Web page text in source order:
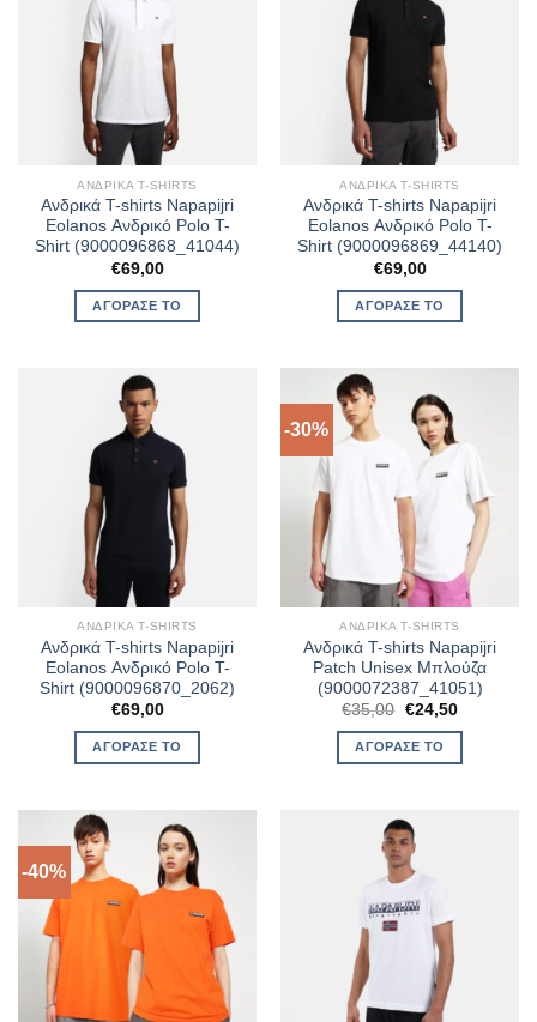
ΑΝΔΡΙΚΆ T-SHIRTS
Ανδρικά T-shirts Napapijri
Eolanos Ανδρικό Polo T-
Shirt (9000096868_41044)
€69,00
ΑΓΌΡΑΣΈ ΤΟ
ΑΝΔΡΙΚΆ T-SHIRTS
Ανδρικά T-shirts Napapijri
Eolanos Ανδρικό Polo T-
Shirt (9000096869_44140)
€69,00
ΑΓΌΡΑΣΈ ΤΟ
ΑΝΔΡΙΚΆ T-SHIRTS
Ανδρικά T-shirts Napapijri
Eolanos Ανδρικό Polo T-
Shirt (9000096870_2062)
€69,00
ΑΓΌΡΑΣΈ ΤΟ
-30%
ΑΝΔΡΙΚΆ T-SHIRTS
Ανδρικά T-shirts Napapijri
Patch Unisex Μπλούζα
(9000072387_41051)
€35,00 Original
was:
€35,00.
€24,50Η
ΑΓΌΡΑΣΈ ΤΟ
-40%